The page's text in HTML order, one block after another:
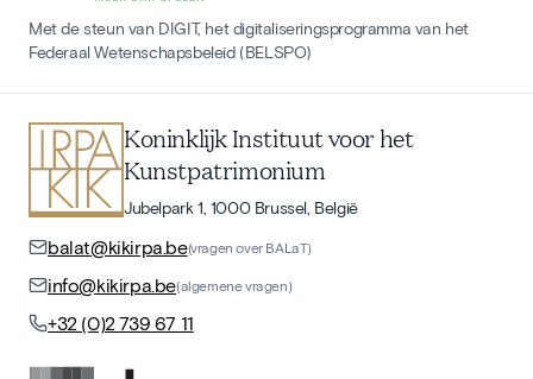
Met de steun van DIGIT, het digitaliseringsprogramma van het
Federaal Wetenschapsbeleid (BELSPO)
Koninklijk Instituut voor het
Kunstpatrimonium
Jubelpark 1, 1000 Brussel, België
balat@kikirpa.be(vragen over BALaT)
info@kikirpa.be(algemene vragen)
+32 (0)2 739 67 11